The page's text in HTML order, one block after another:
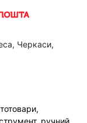
Черкаси,
ручний